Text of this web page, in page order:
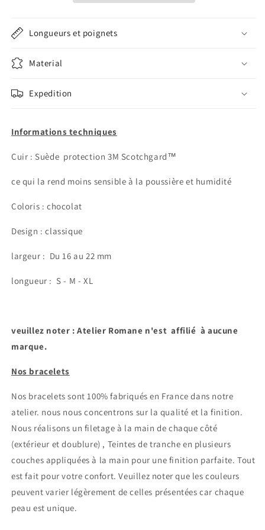
23 - 18 mm
Longueurs et poignets
Material
Expedition
Informations techniques
Cuir : Suède protection 3M Scotchgard™
ce qui la rend moins sensible à la poussière et humidité
Coloris : chocolat
Design : classique
largeur : Du 16 au 22 mm
longueur : S - M - XL
veuillez noter : Atelier Romane n'est affilié à aucune
marque.
Nos bracelets
Nos bracelets sont 100% fabriqués en France dans notre
atelier. nous nous concentrons sur la qualité et la finition.
Nous réalisons un filetage à la main de chaque côté
(extérieur et doublure) , Teintes de tranche en plusieurs
couches appliquées à la main pour une finition parfaite. Tout
est fait pour votre confort. Veuillez noter que les couleurs
peuvent varier légèrement de celles présentées car chaque
peau est unique.